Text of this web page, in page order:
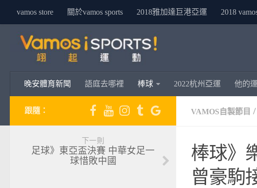
vamos store 關於vamos sports 2018雅加達巨港亞運 2018
晚安體育新聞 語庭去哪裡 棒球 2022杭州亞運 他的
VAMOS自製節目 /
棒球》
曾豪駒
跟隨：
下一則
足球》東亞盃決賽 中華女足一
球惜敗中國